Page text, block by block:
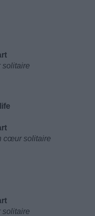
solitaire
cœur solitaire
solitaire